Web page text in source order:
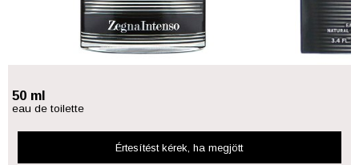
50 ml
eau de toilette
Értesítést kérek, ha megjött